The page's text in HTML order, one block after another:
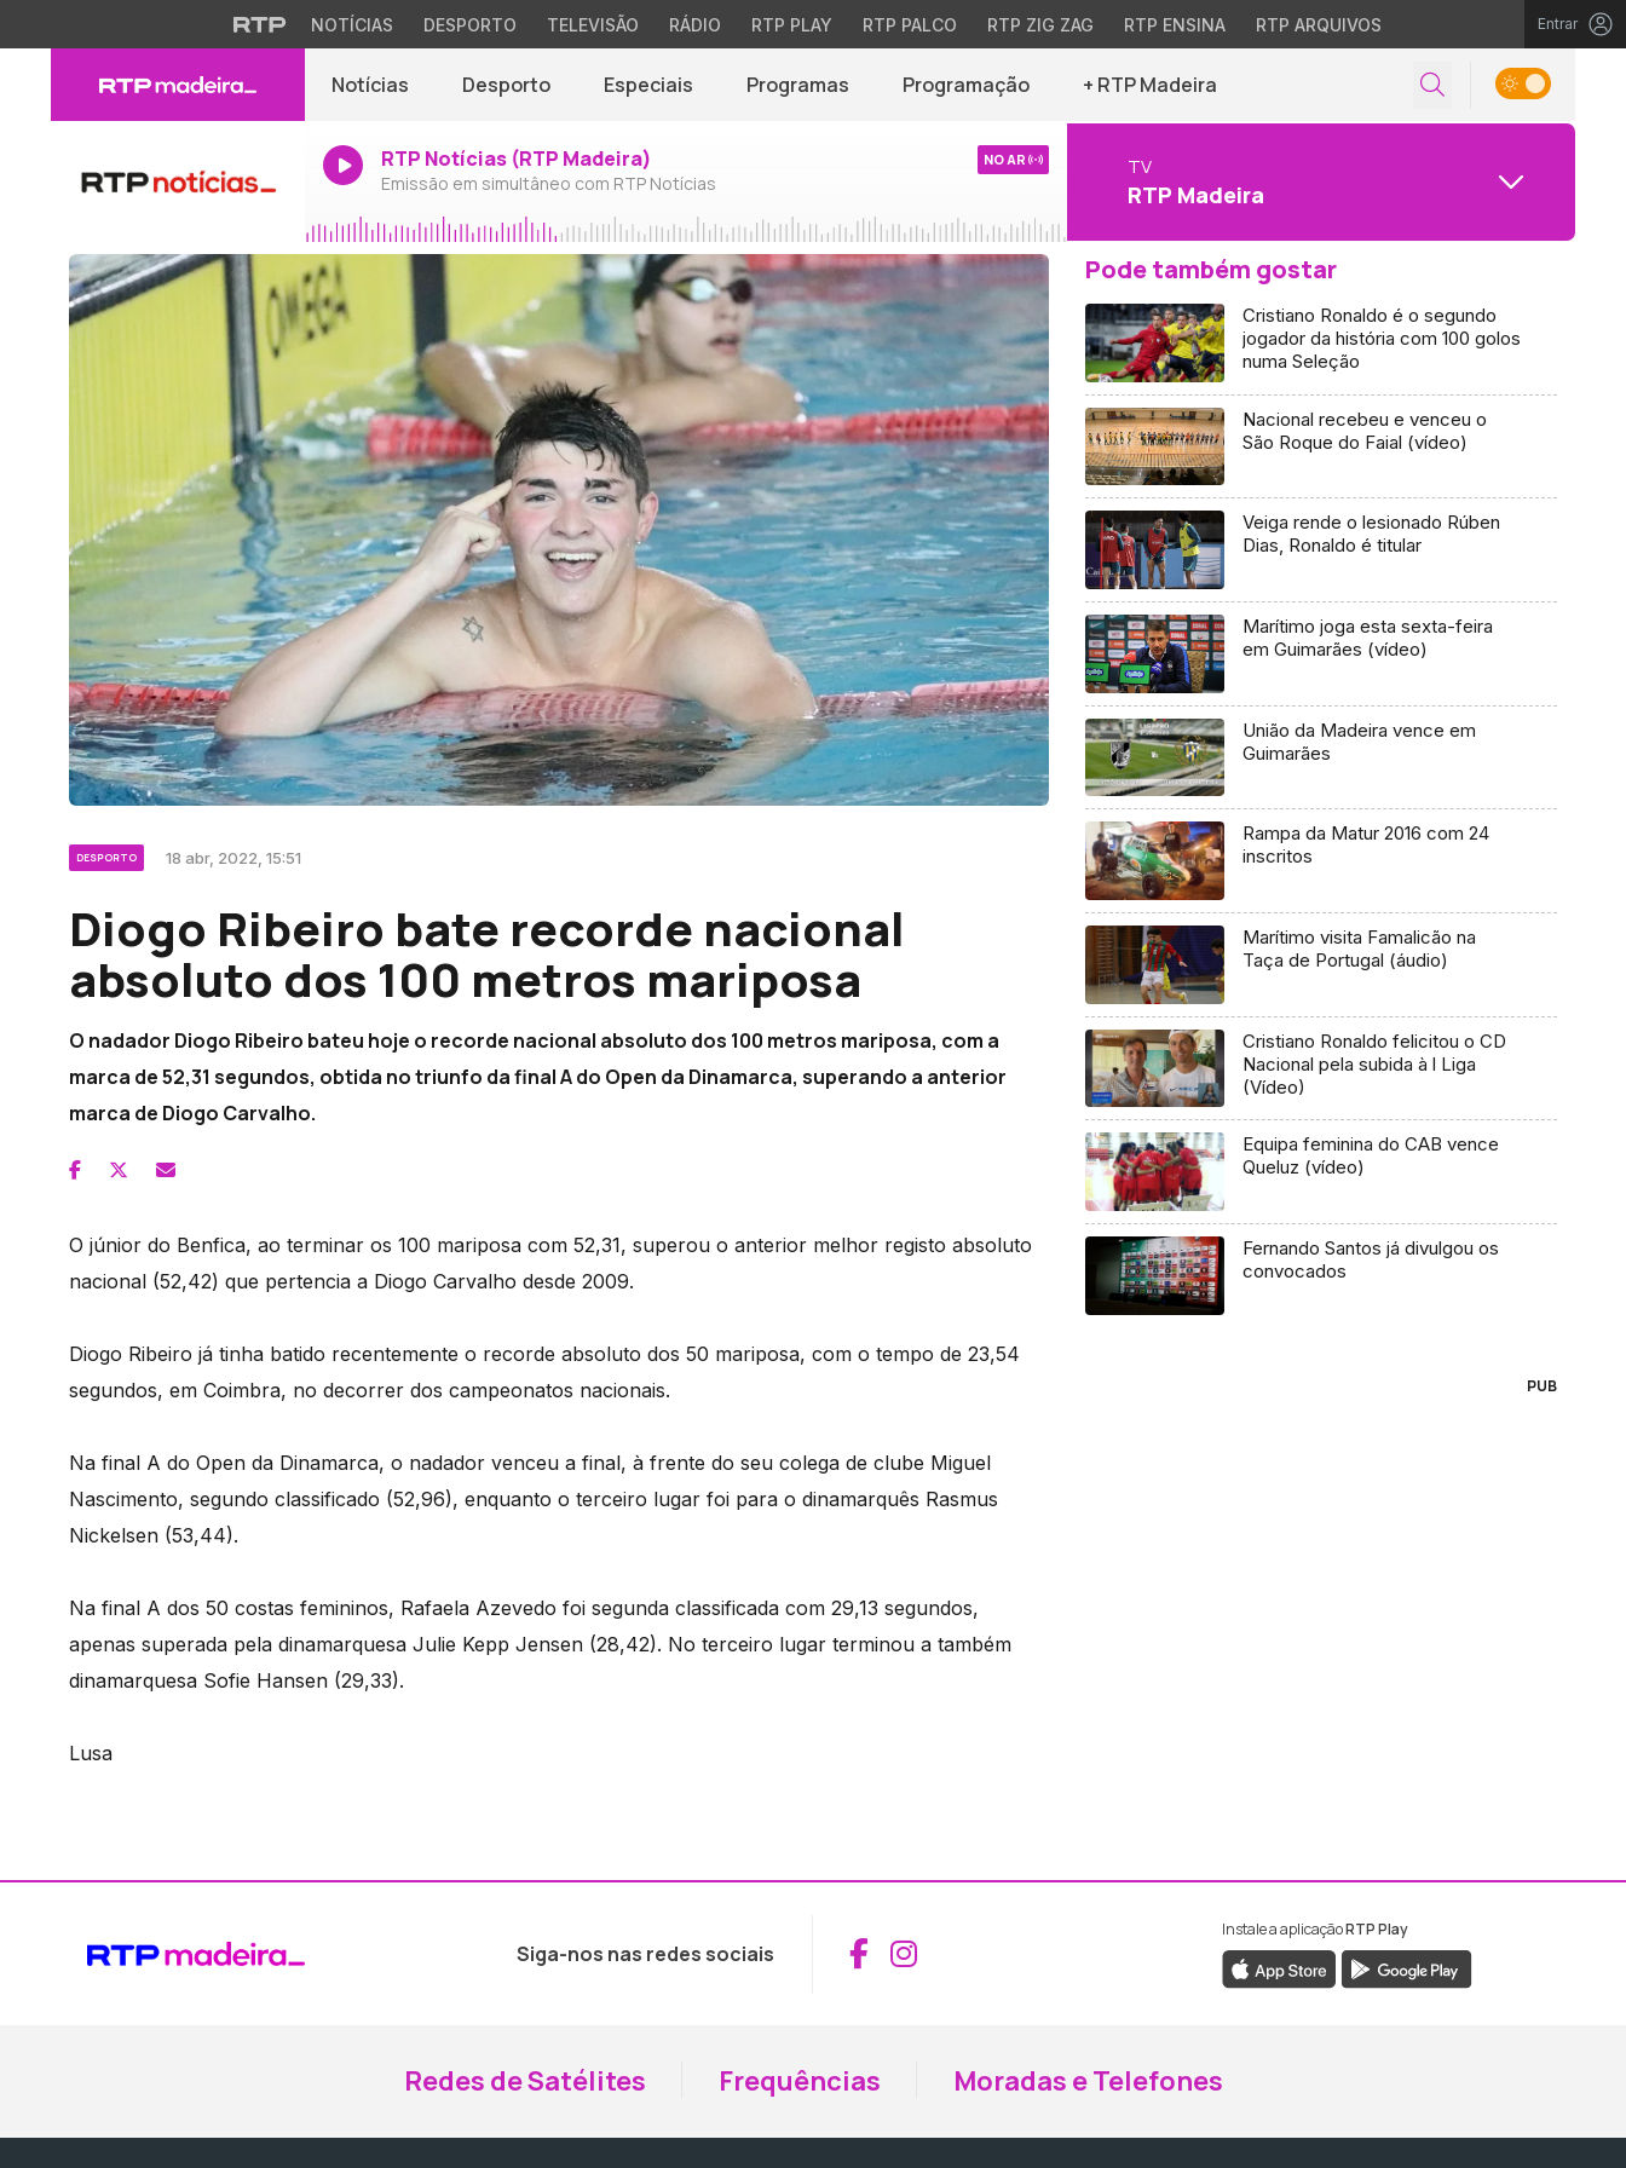
NOTÍCIAS DESPORTO TELEVISÃO RÁDIO RTP PLAY RTP PALCO RTP ZIG ZAG RTP ENSINA RTP ARQUIVOS Entrar
Notícias Desporto Especiais Programas Programação + RTP Madeira
RTP Notícias (RTP Madeira)
Emissão em simultâneo com RTP Notícias
NO AR TV
RTP Madeira
DESPORTO 18 abr, 2022, 15:51
Diogo Ribeiro bate recorde nacional
absoluto dos 100 metros mariposa
O nadador Diogo Ribeiro bateu hoje o recorde nacional absoluto dos 100 metros mariposa, com a
marca de 52,31 segundos, obtida no triunfo da final A do Open da Dinamarca, superando a anterior
marca de Diogo Carvalho.
O júnior do Benfica, ao terminar os 100 mariposa com 52,31, superou o anterior melhor registo absoluto
nacional (52,42) que pertencia a Diogo Carvalho desde 2009.
Diogo Ribeiro já tinha batido recentemente o recorde absoluto dos 50 mariposa, com o tempo de 23,54
segundos, em Coimbra, no decorrer dos campeonatos nacionais.
Na final A do Open da Dinamarca, o nadador venceu a final, à frente do seu colega de clube Miguel
Nascimento, segundo classificado (52,96), enquanto o terceiro lugar foi para o dinamarquês Rasmus
Nickelsen (53,44).
Na final A dos 50 costas femininos, Rafaela Azevedo foi segunda classificada com 29,13 segundos,
apenas superada pela dinamarquesa Julie Kepp Jensen (28,42). No terceiro lugar terminou a também
dinamarquesa Sofie Hansen (29,33).
Lusa
Pode também gostar
Cristiano Ronaldo é o segundo
jogador da história com 100 golos
numa Seleção
Nacional recebeu e venceu o
São Roque do Faial (vídeo)
Veiga rende o lesionado Rúben
Dias, Ronaldo é titular
Marítimo joga esta sexta-feira
em Guimarães (vídeo)
União da Madeira vence em
Guimarães
Rampa da Matur 2016 com 24
inscritos
Marítimo visita Famalicão na
Taça de Portugal (áudio)
Cristiano Ronaldo felicitou o CD
Nacional pela subida à l Liga
(Vídeo)
Equipa feminina do CAB vence
Queluz (vídeo)
Fernando Santos já divulgou os
convocados
PUB
Siga-nos nas redes sociais Aceder ao Facebook da RTP Madeira
Aceder ao Instagram da RTP Madeira
Instale a aplicaçãoRTP Play
Redes de Satélites Frequências Moradas e Telefones